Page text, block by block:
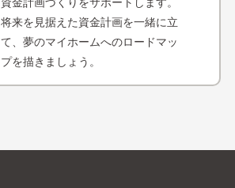
将来を見据えた資金計画を一緒に立
て、夢のマイホームへのロードマッ
プを描きましょう。